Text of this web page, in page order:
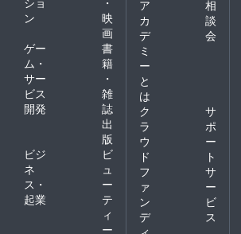
ン
映
画
ゲー
ム・
サー
ビス
開発
書
籍
・
雑
誌
出
版
ビジ
ネ
ス・
起業
ビ
ュ
ー
テ
ィ
ー
ア
カ
デ
ミ
ー
と
は
相
談
会
ク
ラ
ウ
ド
フ
ァ
ン
デ
サ
ポ
ー
ト
サ
ー
ビ
ス